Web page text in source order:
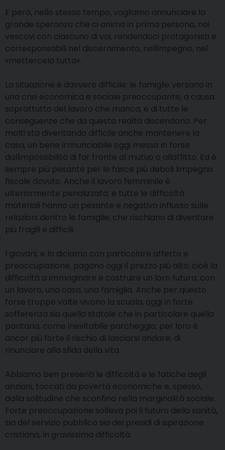
E però, nello stesso tempo, vogliamo annunciare la
grande speranza che ci anima in prima persona, noi
vescovi con ciascuno di voi, rendendoci protagonisti e
corresponsabili nel discernimento, nellimpegno, nel
«mettercela tutta».
La situazione è davvero difficile: le famiglie versano in
una crisi economica e sociale preoccupante, a causa
soprattutto del lavoro che manca, e di tutte le
conseguenze che da questa realtà discendono. Per
molti sta diventando difficile anche mantenere la
casa, un bene irrinunciabile oggi messo in forse
dallimpossibilità di far fronte al mutuo o allaffitto. Ed è
sempre più pesante per le fasce più deboli limpegno
fiscale dovuto. Anche il lavoro femminile è
ulteriormente penalizzato; e tutte le difficoltà
materiali hanno un pesante e negativo influsso sulle
relazioni dentro le famiglie, che rischiano di diventare
più fragili e difficili.
I giovani, e lo diciamo con particolare affetto e
preoccupazione, pagano oggi il prezzo più alto: cioè la
difficoltà a immaginare e costruire un loro futuro, con
un lavoro, una casa, una famiglia. Anche per questo
forse troppe volte vivono la scuola, oggi in forte
sofferenza sia quella statale che in particolare quella
paritaria, come inevitabile parcheggio; per loro è
ancor più forte il rischio di lasciarsi andare, di
rinunciare alla sfida della vita.
Abbiamo ben presenti le difficoltà e le fatiche degli
anziani, toccati da povertà economiche e, spesso,
dalla solitudine che sconfina nella marginalità sociale.
Forte preoccupazione solleva poi il futuro della sanità,
sia del servizio pubblico sia dei presidi di ispirazione
cristiana, in gravissima difficoltà.